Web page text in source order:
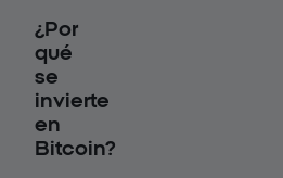
¿Por
qué
se
invierte
en
Bitcoin?